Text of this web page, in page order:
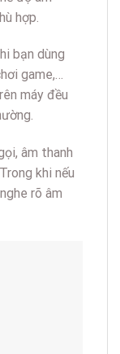
hợp.
bạn dùng
game,…
máy đều
âm thanh
khi nếu
rõ âm